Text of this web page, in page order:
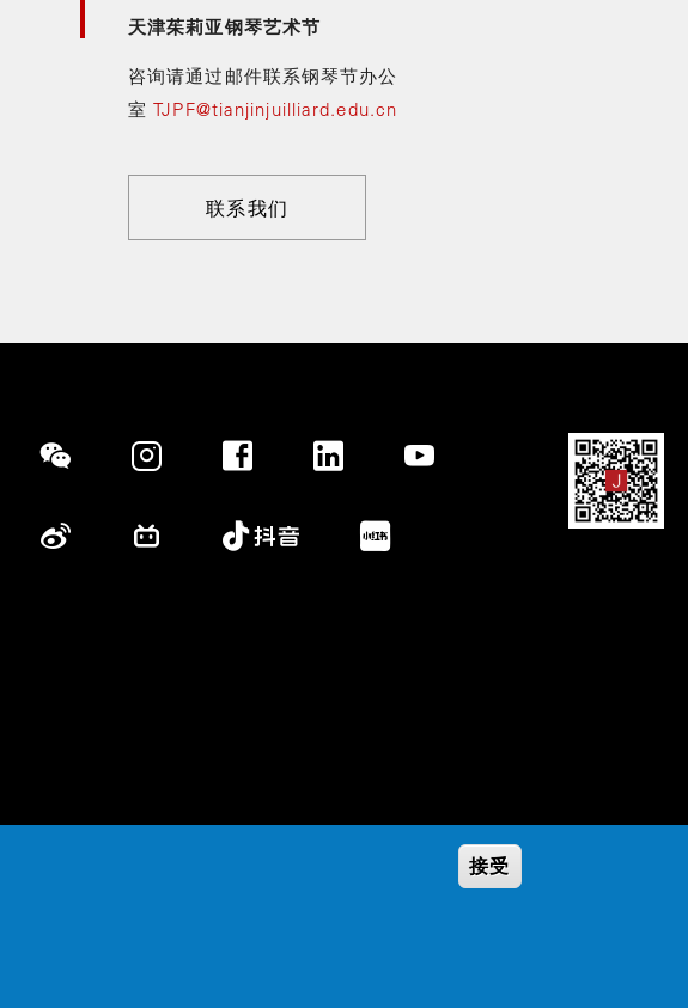
天津茱莉亚钢琴艺术节
咨询请通过邮件联系钢琴节办公
室TJPF@tianjinjuilliard.edu.cn
联系我们
Social
接受